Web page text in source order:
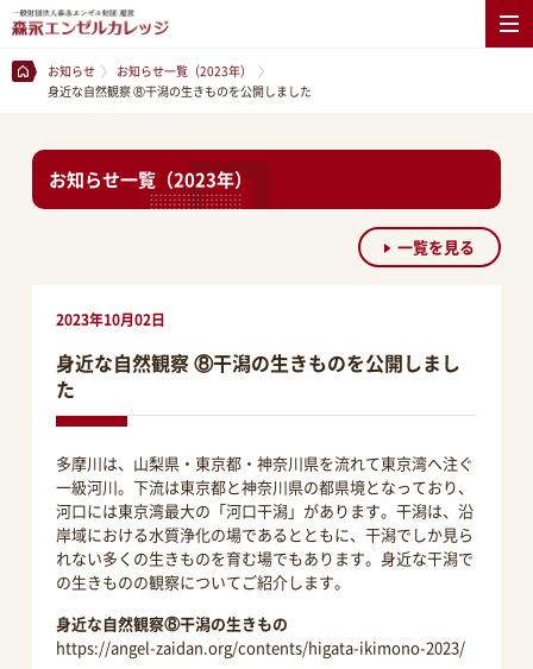
お知らせ
お知らせ一覧（2023年）
身近な自然観察 ⑧干潟の生きものを公開しました
お知らせ一覧（2023年）
一覧を見る
2023年10月02日
身近な自然観察 ⑧干潟の生きものを公開しまし
た
多摩川は、山梨県・東京都・神奈川県を流れて東京湾へ注ぐ
一級河川。下流は東京都と神奈川県の都県境となっており、
河口には東京湾最大の「河口干潟」があります。干潟は、沿
岸域における水質浄化の場であるとともに、干潟でしか見ら
れない多くの生きものを育む場でもあります。身近な干潟で
の生きものの観察についてご紹介します。
身近な自然観察⑧干潟の生きもの
https://angel-zaidan.org/contents/higata-ikimono-2023/